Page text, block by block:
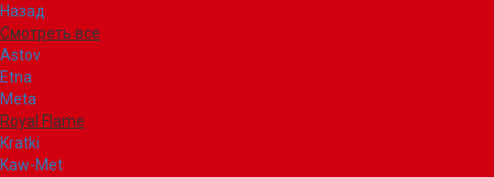
Назад
Смотреть все
Astov
Etna
Meta
Royal Flame
Kratki
Kaw-Met